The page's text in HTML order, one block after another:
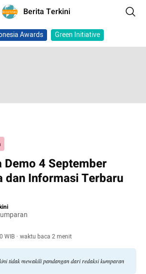
Berita Terkini
Awards Green Initiative
Demo 4 September
dan Informasi Terbaru
WIB · waktu baca 2 menit
tidak mewakili pandangan dari redaksi kumparan